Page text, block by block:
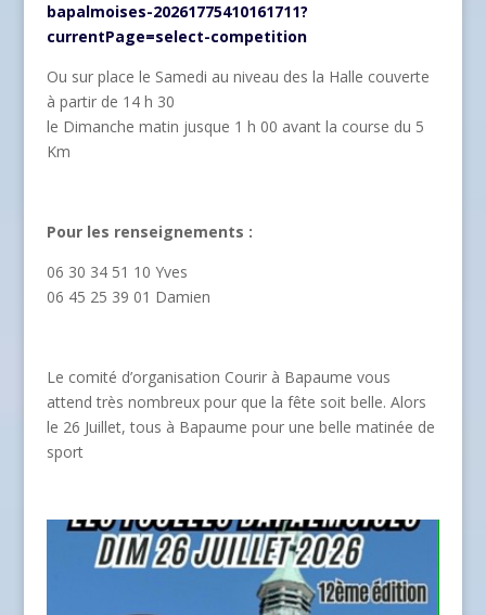
bapalmoises-20261775410161711?
currentPage=select-competition
Ou sur place le Samedi au niveau des la Halle couverte
à partir de 14 h 30
le Dimanche matin jusque 1 h 00 avant la course du 5
Km
Pour les renseignements :
06 30 34 51 10 Yves
06 45 25 39 01 Damien
Le comité d’organisation Courir à Bapaume vous
attend très nombreux pour que la fête soit belle. Alors
le 26 Juillet, tous à Bapaume pour une belle matinée de
sport